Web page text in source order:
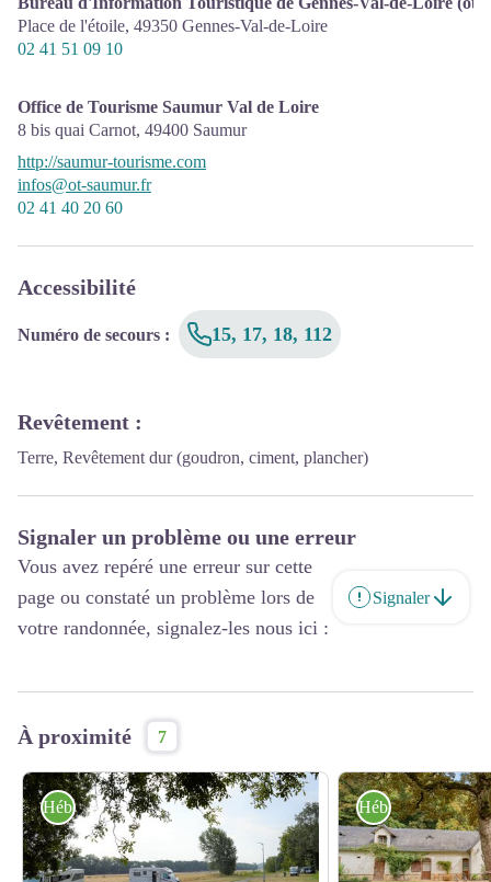
Place de l'étoile, 49350 Gennes-Val-de-Loire
02 41 51 09 10
Office de Tourisme Saumur Val de Loire
8 bis quai Carnot, 49400 Saumur
http://saumur-tourisme.com
infos@ot-saumur.fr
02 41 40 20 60
Accessibilité
Numéro de secours : 15, 17, 18, 112
Revêtement :
Terre, Revêtement dur (goudron, ciment, plancher)
Signaler un problème ou une erreur
Vous avez repéré une erreur sur cette
page ou constaté un problème lors de
votre randonnée, signalez-les nous ici :
Signaler
À proximité 7
Hébergement Hébergement